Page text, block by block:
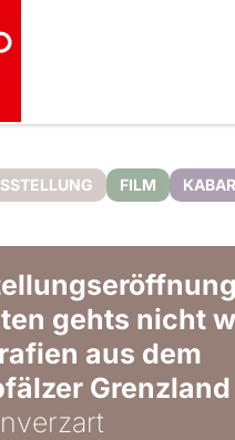
FILM
gehts nicht
aus dem
Grenzland